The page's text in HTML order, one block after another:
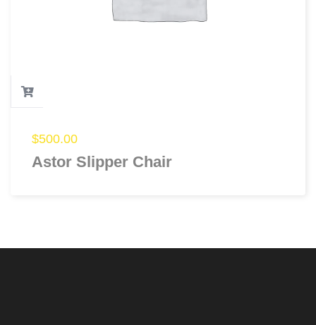
$500.00
Astor Slipper Chair